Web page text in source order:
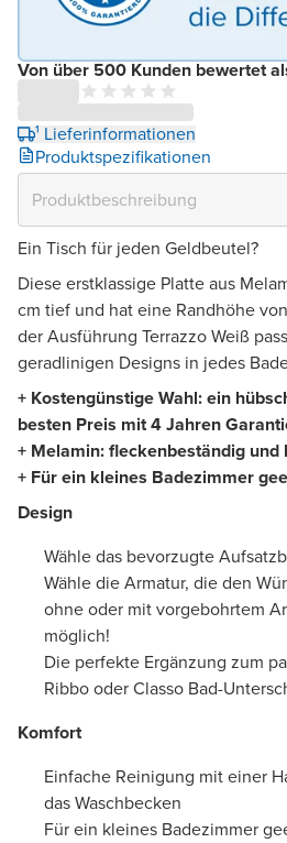
Von über 500 Kunden bewertet
¹ Lieferinformationen
Produktspezifikationen
Ein Tisch für jeden Geldbeutel?
Diese erstklassige Platte aus
cm tief und hat eine Randhöhe
der Ausführung Terrazzo Weiß
geradlinigen Designs in jedes
+ Kostengünstige Wahl: ein
besten Preis mit 4 Jahren
+ Melamin: fleckenbeständig und
+ Für ein kleines Badezimmer
Design
Wähle das bevorzugte
Wähle die Armatur, die den
ohne oder mit vorgebohrtem
möglich!
Die perfekte Ergänzung zum
Ribbo oder Classo Bad-
Komfort
Einfache Reinigung mit einer
das Waschbecken
Für ein kleines Badezimmer